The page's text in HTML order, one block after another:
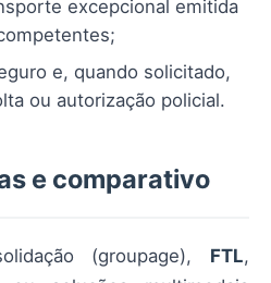
excepcional emitida
e, quando solicitado,
ou autorização policial.
e comparativo
(groupage), FTL,